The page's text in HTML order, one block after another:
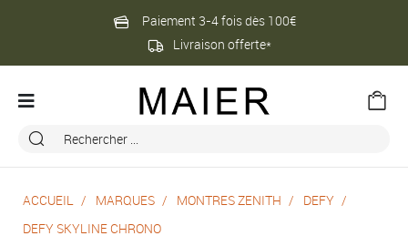
Paiement 3-4 fois dès 100€
Livraison offerte*
ACCUEIL MARQUES MONTRES ZENITH
DEFY
DEFY SKYLINE CHRONO